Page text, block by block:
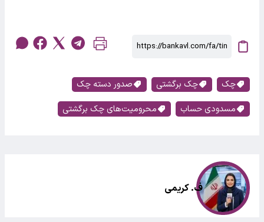
چک چک برگشتی
صدور دسته چک
مسدودی حساب
محرومیت‌های چک برگشتی
ف. کریمی